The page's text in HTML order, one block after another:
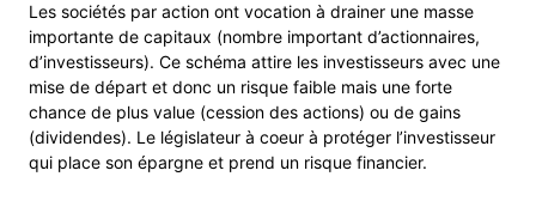
Les sociétés par action ont vocation à drainer une masse
importante de capitaux (nombre important d’actionnaires,
d’investisseurs). Ce schéma attire les investisseurs avec une
mise de départ et donc un risque faible mais une forte
chance de plus value (cession des actions) ou de gains
(dividendes). Le législateur à coeur à protéger l’investisseur
qui place son épargne et prend un risque financier.